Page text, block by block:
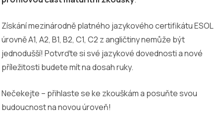
Získání mezinárodně platného jazykového certifikátu ESOL
úrovně A1, A2, B1, B2, C1, C2 z angličtiny nemůže být
jednodušší! Potvrďte si své jazykové dovednosti a nové
příležitosti budete mít na dosah ruky.
Nečekejte – přihlaste se ke zkouškám a posuňte svou
budoucnost na novou úroveň!